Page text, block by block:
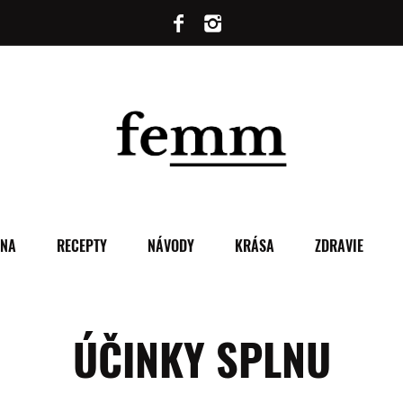
RECEPTY NÁVODY KRÁSA ZDRAVIE
ÚČINKY SPLNU